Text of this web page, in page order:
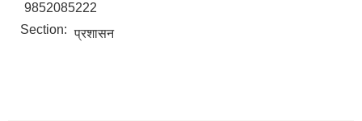
9852085222
Section: प्रशासन